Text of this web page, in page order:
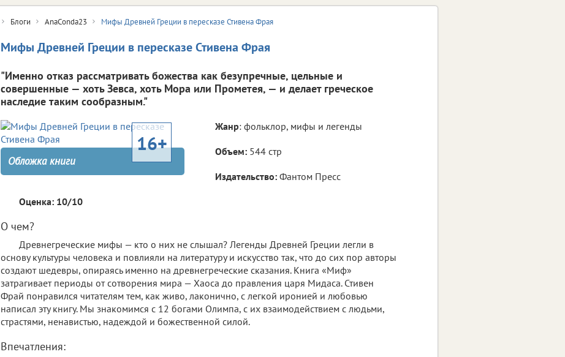
Блоги AnaConda23 Мифы Древней Греции в пересказе Стивена Фрая
Мифы Древней Греции в пересказе Стивена Фрая
"Именно отказ рассматривать божества как безупречные, цельные и
совершенные — хоть Зевса, хоть Мора или Прометея, — и делает греческое
наследие таким сообразным."
16+
Обложка книги
Жанр: фольклор, мифы и легенды
Объем: 544 стр
Издательство: Фантом Пресс
Оценка: 10/10
О чем?
Древнегреческие мифы — кто о них не слышал? Легенды Древней Греции легли в
основу культуры человека и повлияли на литературу и искусство так, что до сих пор авторы
создают шедевры, опираясь именно на древнегреческие сказания. Книга «Миф»
затрагивает периоды от сотворения мира — Хаоса до правления царя Мидаса. Стивен
Фрай понравился читателям тем, как живо, лаконично, с легкой иронией и любовью
написал эту книгу. Мы знакомимся с 12 богами Олимпа, с их взаимодействием с людьми,
страстями, ненавистью, надеждой и божественной силой.
Впечатления: